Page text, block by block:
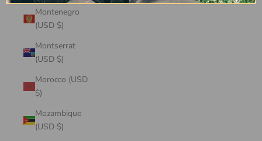
Montenegro
(USD $)
Montserrat
(USD $)
Morocco (USD
$)
Mozambique
(USD $)